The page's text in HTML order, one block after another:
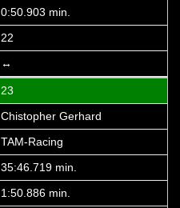
0:50.903 min.
22
↔
23
Chistopher Gerhard
TAM-Racing
35:46.719 min.
1:50.886 min.